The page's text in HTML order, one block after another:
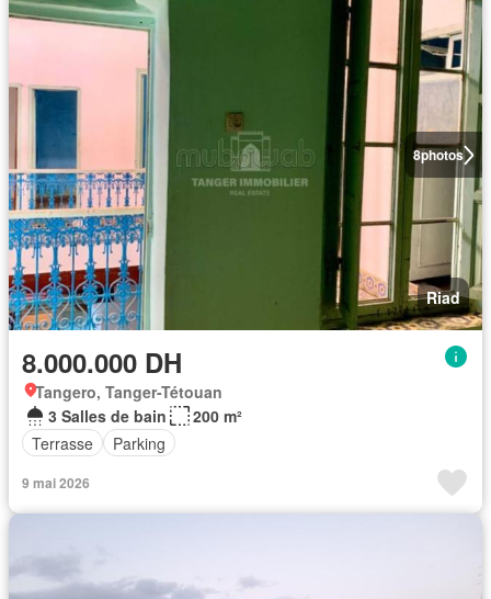
8photos
Riad
8.000.000 DH
Tangero, Tanger-Tétouan
3 Salles de bain
200 m²
Terrasse
Parking
9 mai 2026